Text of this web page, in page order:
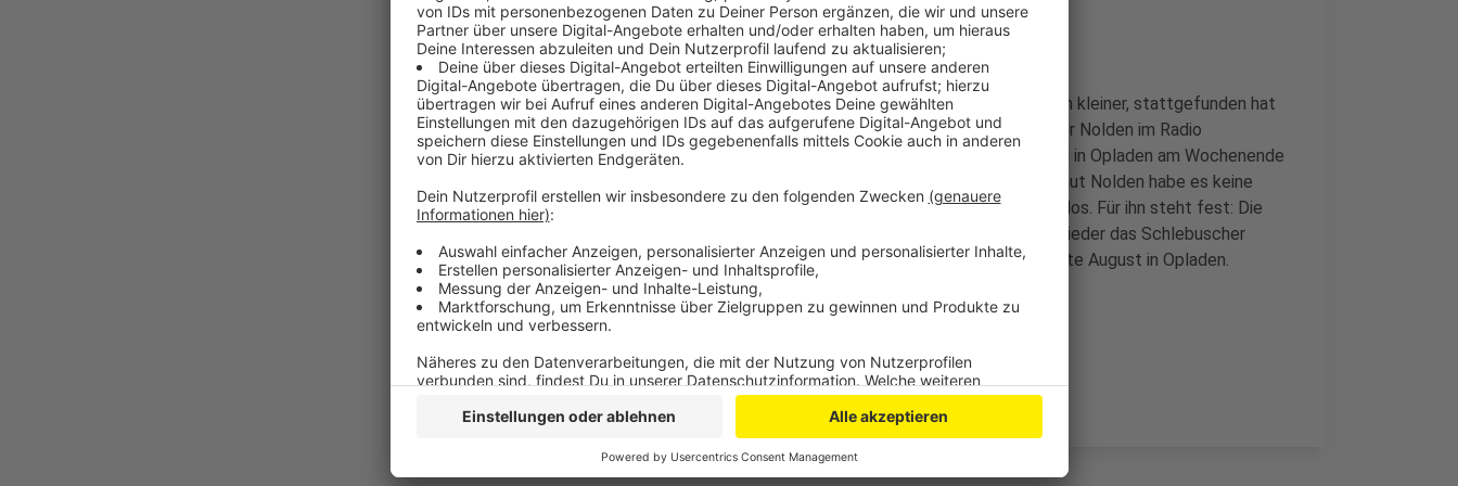
Anzeige
In diesem Jahr war alles etwas anders: „Die Bierbörse war deutlich kleiner, stattgefunden hat
sie unter 2G und zum ersten Mal hat es nicht geregnet“, so Werner Nolden im Radio
Leverkusen-Interview. Fast 20.000 Leute haben die Schusterinsel in Opladen am Wochenende
besucht – die Erwartungen wurden damit deutlich übertroffen. Laut Nolden habe es keine
Zwischenfälle gegeben auch die Einlasskontrollen liefen reibungslos. Für ihn steht fest: Die
2G-Regel funktioniert so gut, dass darunter nächsten Juni auch wieder das Schlebuscher
Volksfest stattfinden kann – ebenso wie die große Bierbörse Mitte August in Opladen.